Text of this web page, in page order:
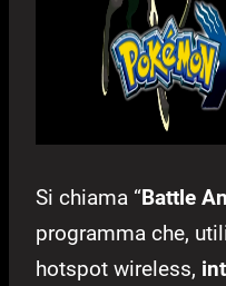
Si chiama “Battle
programma che,
hotspot wireless,